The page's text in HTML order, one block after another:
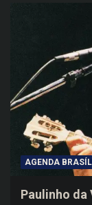
AGENDA
Paulinho da